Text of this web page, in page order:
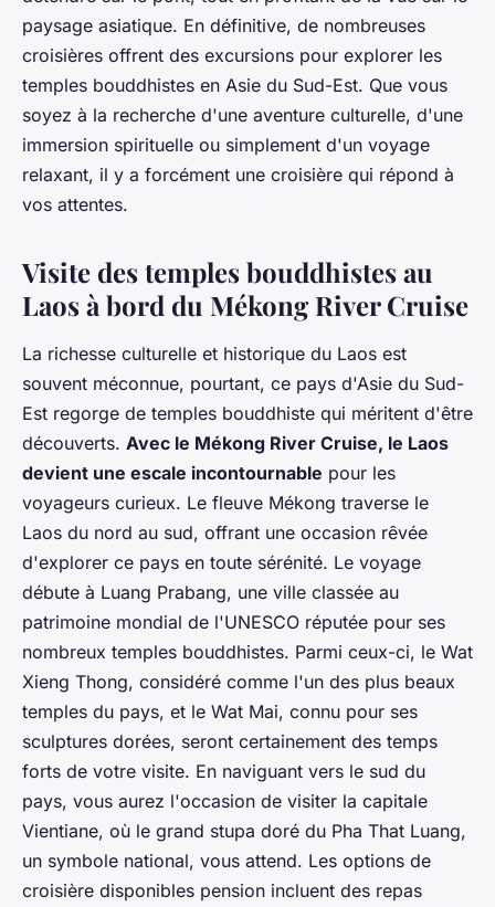
paysage asiatique. En définitive, de nombreuses
croisières offrent des excursions pour explorer les
temples bouddhistes en Asie du Sud-Est. Que vous
soyez à la recherche d'une aventure culturelle, d'une
immersion spirituelle ou simplement d'un voyage
relaxant, il y a forcément une croisière qui répond à
vos attentes.
Visite des temples bouddhistes au
Laos à bord du Mékong River Cruise
La richesse culturelle et historique du Laos est
souvent méconnue, pourtant, ce pays d'Asie du Sud-
Est regorge de temples bouddhiste qui méritent d'être
découverts. Avec le Mékong River Cruise, le Laos
devient une escale incontournable pour les
voyageurs curieux. Le fleuve Mékong traverse le
Laos du nord au sud, offrant une occasion rêvée
d'explorer ce pays en toute sérénité. Le voyage
débute à Luang Prabang, une ville classée au
patrimoine mondial de l'UNESCO réputée pour ses
nombreux temples bouddhistes. Parmi ceux-ci, le Wat
Xieng Thong, considéré comme l'un des plus beaux
temples du pays, et le Wat Mai, connu pour ses
sculptures dorées, seront certainement des temps
forts de votre visite. En naviguant vers le sud du
pays, vous aurez l'occasion de visiter la capitale
Vientiane, où le grand stupa doré du Pha That Luang,
un symbole national, vous attend. Les options de
croisière disponibles pension incluent des repas